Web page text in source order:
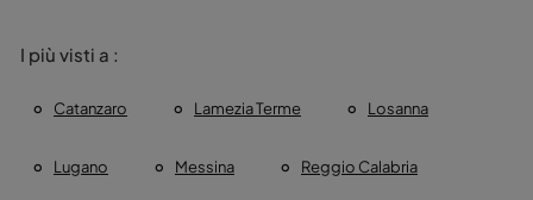
I più visti a :
Catanzaro Lamezia Terme Losanna
Lugano Messina Reggio Calabria